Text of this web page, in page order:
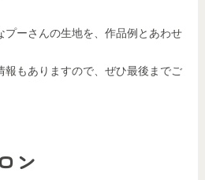
プーさんの生地を、作品例とあわせ
報もありますので、ぜひ最後までご
ン